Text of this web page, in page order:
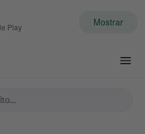
Play Mostrar